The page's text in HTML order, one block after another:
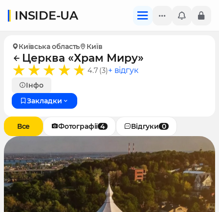
INSIDE-UA
Київська область Київ
Церква «Храм Миру»
4.7 (3)+ відгук
Інфо
Закладки
Все Фотографії 4 Відгуки 0